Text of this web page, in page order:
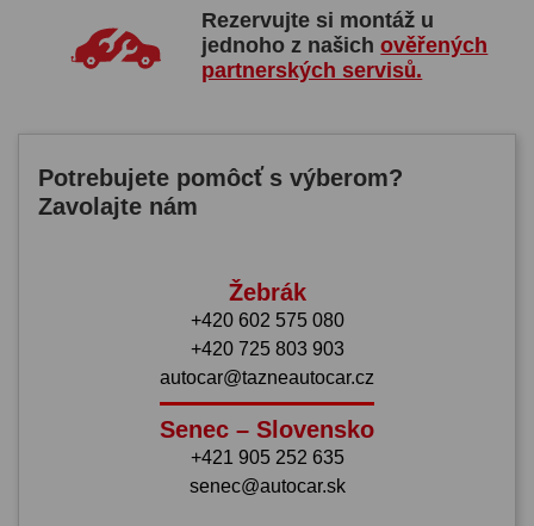
Rezervujte si montáž u
jednoho z našichověřených
partnerských servisů.
Potrebujete pomôcť s výberom?
Zavolajte nám
Žebrák
+420 602 575 080
+420 725 803 903
autocar@tazneautocar.cz
Senec – Slovensko
+421 905 252 635
senec@autocar.sk